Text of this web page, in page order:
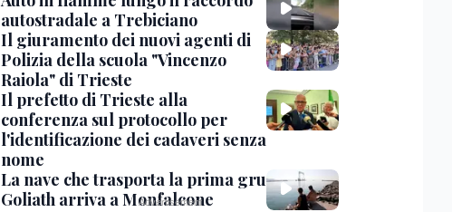
autostradale a Trebiciano
Il giuramento dei nuovi agenti di
Polizia della scuola "Vincenzo
Raiola" di Trieste
Il prefetto di Trieste alla
conferenza sul protocollo per
l'identificazione dei cadaveri senza
nome
La nave che trasporta la prima gru
Goliath arriva a Monfalcone